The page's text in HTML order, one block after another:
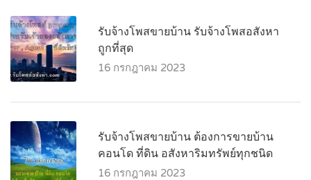
รับจ้างโพสขายบ้าน รับจ้างโพสอสังหา
ถูกที่สุด
16 กรกฎาคม 2023
รับจ้างโพสขายบ้าน ต้องการขายบ้าน
คอนโด ที่ดิน อสังหาริมทรัพย์ทุกชนิด
16 กรกฎาคม 2023